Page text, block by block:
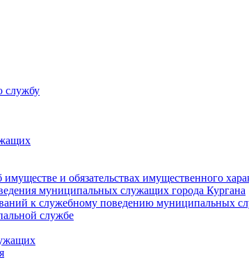
службу
и обязательствах имущественного
муниципальных служащих города Кургана
к служебному поведению муниципальных
службе